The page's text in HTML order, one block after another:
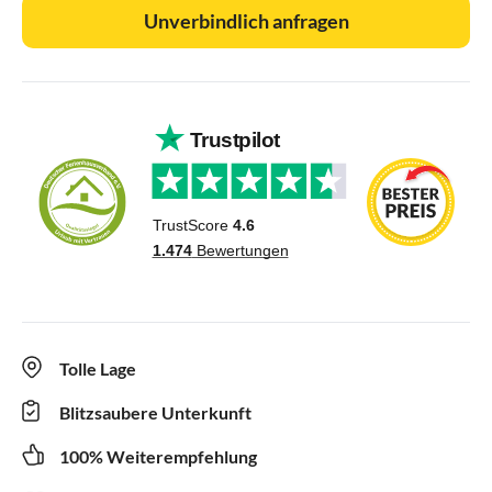
Unverbindlich anfragen
Tolle Lage
Blitzsaubere Unterkunft
100% Weiterempfehlung